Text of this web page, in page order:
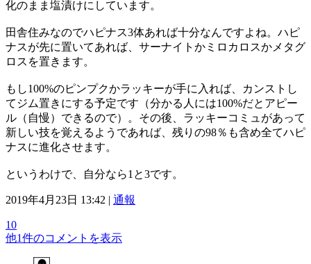
化のまま塩漬けにしています。
田舎住みなのでハピナス3体あれば十分なんですよね。ハピ
ナスが先に置いてあれば、サーナイトかミロカロスかメタグ
ロスを置きます。
もし100%のピンプクかラッキーが手に入れば、カンストし
てジム置きにする予定です（分かる人には100%だとアピー
ル（自慢）できるので）。その後、ラッキーコミュがあって
新しい技を覚えるようであれば、残りの98％も含め全てハピ
ナスに進化させます。
というわけで、自分なら1と3です。
2019年4月23日 13:42 | 通報
10
他1件のコメントを表示